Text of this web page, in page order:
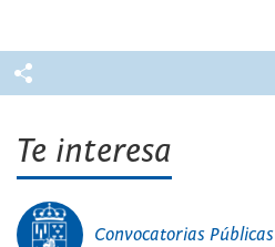
Te interesa
Convocatorias Públicas